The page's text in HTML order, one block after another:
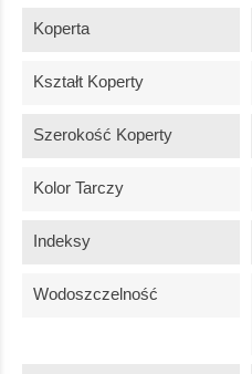
Koperta
Kształt Koperty
Szerokość Koperty
Kolor Tarczy
Indeksy
Wodoszczelność